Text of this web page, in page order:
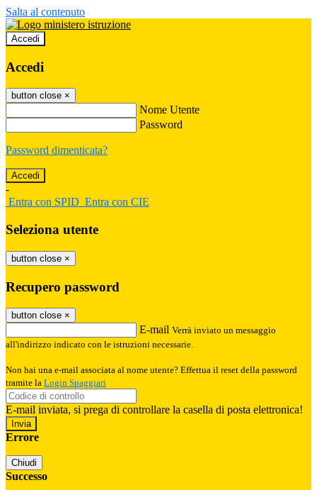
Salta al contenuto
Accedi
Accedi
button close ×
Nome Utente
Password
Password dimenticata?
-
Entra con SPID Entra con CIE
Seleziona utente
button close ×
Recupero password
button close ×
E-mail Verrà inviato un messaggio
all'indirizzo indicato con le istruzioni necessarie.
Non hai una e-mail associata al nome utente? Effettua il reset della password
tramite la Login Spaggiari
E-mail inviata, si prega di controllare la casella di posta elettronica!
Errore
Chiudi
Successo